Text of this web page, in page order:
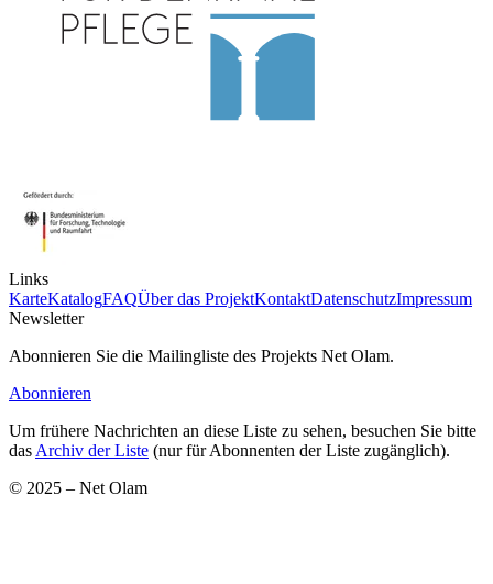
Links
KarteKatalogFAQÜber das ProjektKontaktDatenschutzImpressum
Newsletter
Abonnieren Sie die Mailingliste des Projekts Net Olam.
Abonnieren
Um frühere Nachrichten an diese Liste zu sehen, besuchen Sie bitte
das Archiv der Liste (nur für Abonnenten der Liste zugänglich).
© 2025 – Net Olam